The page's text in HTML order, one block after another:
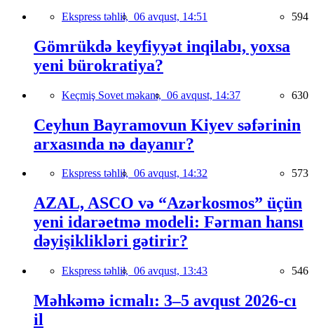
Ekspress təhlil, 06 avqust, 14:51 594
Gömrükdə keyfiyyət inqilabı, yoxsa
yeni bürokratiya?
Keçmiş Sovet məkanı, 06 avqust, 14:37 630
Ceyhun Bayramovun Kiyev səfərinin
arxasında nə dayanır?
Ekspress təhlil, 06 avqust, 14:32 573
AZAL, ASCO və “Azərkosmos” üçün
yeni idarəetmə modeli: Fərman hansı
dəyişiklikləri gətirir?
Ekspress təhlil, 06 avqust, 13:43 546
Məhkəmə icmalı: 3–5 avqust 2026-cı
il